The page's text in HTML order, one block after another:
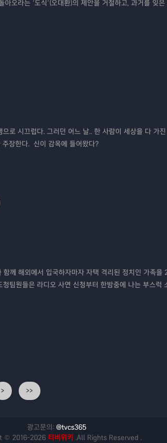
아오라는 ‘도식’(오대환)의 제안을 거절하고, 과거를 잊
로 시끄럽다. 그러던 어느 날.. 한 사람이 세상을 다 가
장한다. 신이 감옥에 들어왔다?
께 해외에서 입국하자마자 자택 격리된 정치인 가족을
팀원들은 라디오 사연 신청부터 한밤중에 나는 부스럭
> >>
광고문의: @tvcs365
© 2016-2026 티비위키 .All Rights Reserved .